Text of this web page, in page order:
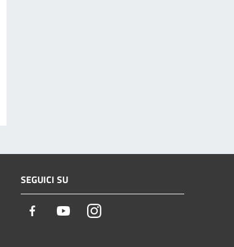
SEGUICI SU
Facebook YoutubeInstagram